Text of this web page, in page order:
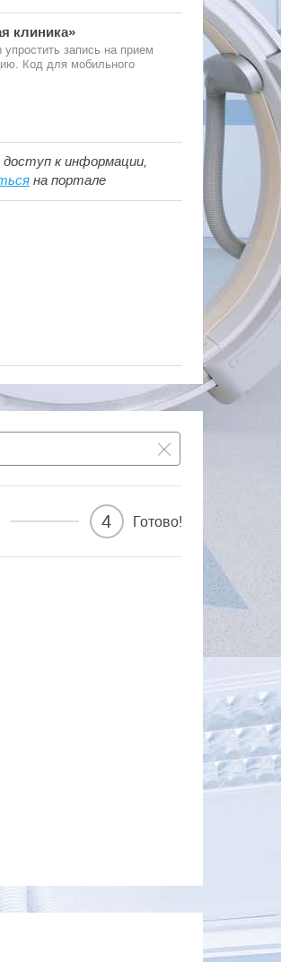
клиника»
запись на прием
Код для мобильного
к информации,
на портале
4 Готово!